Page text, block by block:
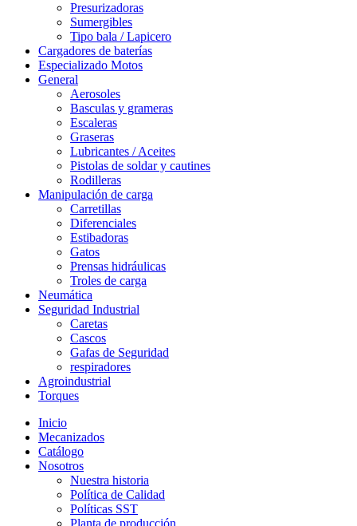
Presurizadoras
Sumergibles
Tipo bala / Lapicero
Cargadores de baterías
Especializado Motos
General
Aerosoles
Basculas y grameras
Escaleras
Graseras
Lubricantes / Aceites
Pistolas de soldar y cautines
Rodilleras
Manipulación de carga
Carretillas
Diferenciales
Estibadoras
Gatos
Prensas hidráulicas
Troles de carga
Neumática
Seguridad Industrial
Caretas
Cascos
Gafas de Seguridad
respiradores
Agroindustrial
Torques
Inicio
Mecanizados
Catálogo
Nosotros
Nuestra historia
Política de Calidad
Políticas SST